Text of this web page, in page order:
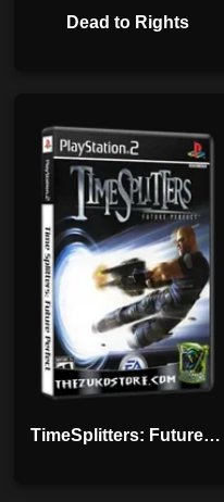
Dead to Rights
TimeSplitters: Future Perfect